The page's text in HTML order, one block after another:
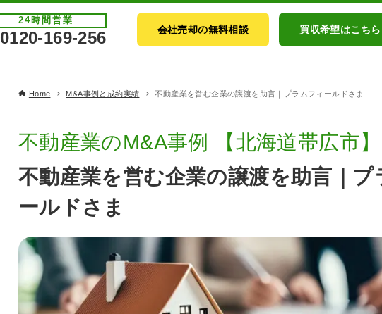
24時間 営業
0120-169-256 会社売却の無料相談 買収希望はこちら
Home M&A事例と成約実績 不動産業を営む企業の譲渡を助言｜プラムフィールドさま
不動産業のM&A事例 【北海道帯広市】
不動産業を営む企業の譲渡を助言｜プ
ールドさま